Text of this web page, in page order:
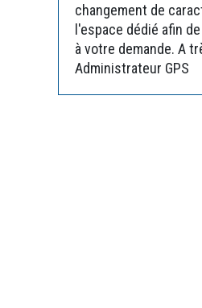
changement de
l'espace dédié afin
à votre demande. A
Administrateur GPS